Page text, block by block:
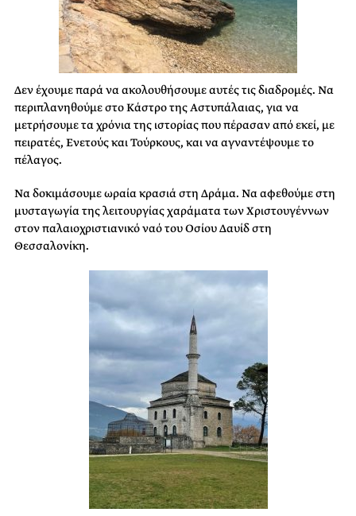
Δεν έχουμε παρά να ακολουθήσουμε αυτές τις διαδρομές. Να
περιπλανηθούμε στο Κάστρο της Αστυπάλαιας, για να
μετρήσουμε τα χρόνια της ιστορίας που πέρασαν από εκεί, με
πειρατές, Ενετούς και Τούρκους, και να αγναντέψουμε το
πέλαγος.
Να δοκιμάσουμε ωραία κρασιά στη Δράμα. Να αφεθούμε στη
μυσταγωγία της λειτουργίας χαράματα των Χριστουγέννων
στον παλαιοχριστιανικό ναό του Οσίου Δαυίδ στη
Θεσσαλονίκη.